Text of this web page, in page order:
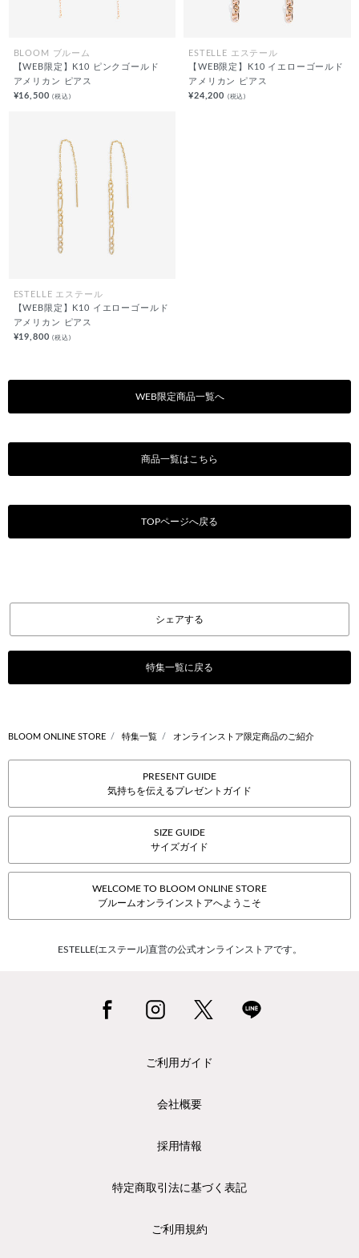
BLOOM ブルーム
【WEB限定】K10 ピンクゴールド
アメリカン ピアス
¥16,500(税込)
ESTELLE エステール
【WEB限定】K10 イエローゴールド
アメリカン ピアス
¥24,200 (税込)
ESTELLE エステール
【WEB限定】K10 イエローゴールド
アメリカン ピアス
¥19,800(税込)
WEB限定商品一覧へ
商品一覧はこちら
TOPページへ戻る
シェアする
特集一覧に戻る
BLOOM ONLINE STORE 特集一覧 オンラインストア限定商品のご紹介
PRESENT GUIDE
気持ちを伝えるプレゼントガイド
SIZE GUIDE
サイズガイド
WELCOME TO BLOOM ONLINE STORE
ブルームオンラインストアへようこそ
ESTELLE(エステール)直営の公式オンラインストアです。
ご利用ガイド
会社概要
採用情報
特定商取引法に基づく表記
ご利用規約